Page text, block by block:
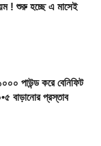
! শুরু হচ্ছে এ মাসেই
পাউন্ড করে বেনিফিট
বাড়ানোর প্রস্তাব